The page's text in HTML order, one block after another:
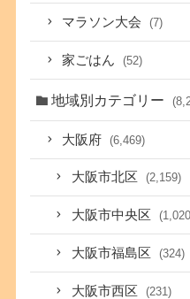
マラソン大会 (7)
家ごはん (52)
地域別カテゴリー
大阪府 (6,469)
大阪市北区 (2,159)
大阪市中央区
大阪市福島区 (324)
大阪市西区 (231)